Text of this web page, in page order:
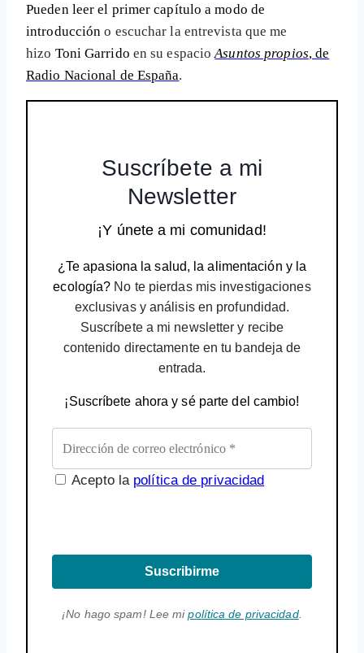
Pueden leer el primer capítulo a modo de
introduccióno escuchar la entrevista que me
hizo Toni Garrido en su espacioAsuntos propios, de
Radio Nacional de España.
Suscríbete a mi
Newsletter
¡Y únete a mi comunidad!
¿Te apasiona la salud, la alimentación y la
ecología? No te pierdas mis investigaciones
exclusivas y análisis en profundidad.
Suscríbete a mi newsletter y recibe
contenido directamente en tu bandeja de
entrada.
¡Suscríbete ahora y sé parte del cambio!
Acepto la política de privacidad
Suscribirme
¡No hago spam! Lee mipolítica de privacidad.